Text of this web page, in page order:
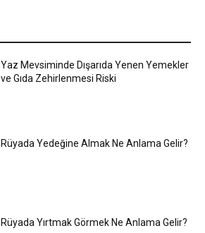
Yaz Mevsiminde Dışarıda Yenen Yemekler
ve Gıda Zehirlenmesi Riski
Rüyada Yedeğine Almak Ne Anlama Gelir?
Rüyada Yırtmak Görmek Ne Anlama Gelir?